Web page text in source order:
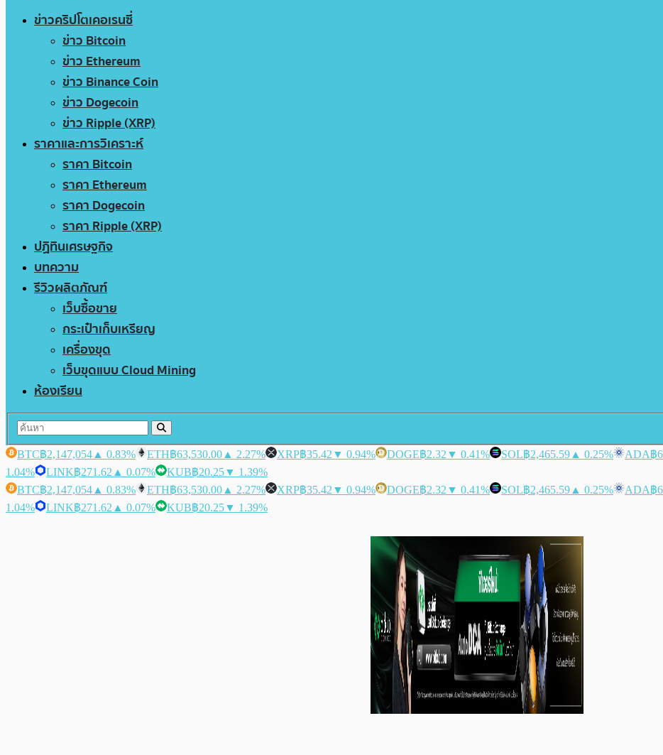
ข่าวคริปโตเคอเรนซี่
ข่าว Bitcoin
ข่าว Ethereum
ข่าว Binance Coin
ข่าว Dogecoin
ข่าว Ripple (XRP)
ราคาและการวิเคราะห์
ราคา Bitcoin
ราคา Ethereum
ราคา Dogecoin
ราคา Ripple (XRP)
ปฏิทินเศรษฐกิจ
บทความ
รีวิวผลิตภัณฑ์
เว็บซื้อขาย
กระเป๋าเก็บเหรียญ
เครื่องขุด
เว็บขุดแบบ Cloud Mining
ห้องเรียน
BTC฿2,147,054 ▲ 0.83% ETH฿63,530.00 ▲ 2.27% XRP฿35.42 ▼ 0.94% DOGE฿2.32 ▼ 0.41% SOL฿2,465.59 ▲ 0.25% ADA฿
1.04%
LINK฿271.62 ▲ 0.07% KUB฿20.25▼ 1.39%
BTC฿2,147,054 ▲ 0.83% ETH฿63,530.00 ▲ 2.27% XRP฿35.42 ▼ 0.94% DOGE฿2.32 ▼ 0.41% SOL฿2,465.59 ▲ 0.25% ADA฿
1.04%
LINK฿271.62 ▲ 0.07% KUB฿20.25▼ 1.39%